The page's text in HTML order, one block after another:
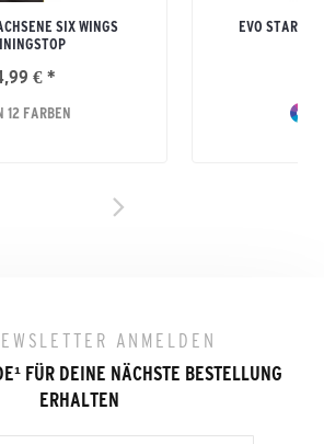
SIX WINGS
€ *
12 FARBEN
EVO STAR
ANMELDEN
¹ FÜR DEINE NÄCHSTE BESTELLUNG
ERHALTEN